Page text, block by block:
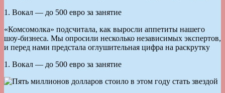
1. Вокал — до 500 евро за занятие
«Комсомолка» подсчитала, как выросли аппетиты нашего
шоу-бизнеса. Мы опросили несколько независимых экспертов,
и перед нами предстала оглушительная цифра на раскрутку
1. Вокал — до 500 евро за занятие